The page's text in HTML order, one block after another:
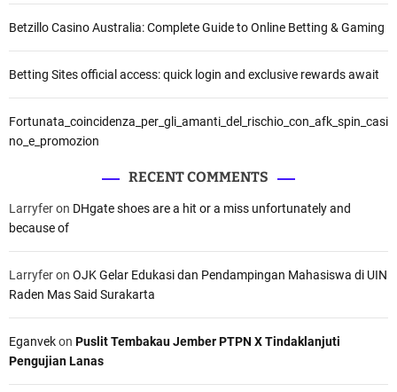
Betzillo Casino Australia: Complete Guide to Online Betting & Gaming
Betting Sites official access: quick login and exclusive rewards await
Fortunata_coincidenza_per_gli_amanti_del_rischio_con_afk_spin_casi
no_e_promozion
RECENT COMMENTS
Larryferon DHgate shoes are a hit or a miss unfortunately and
because of
Larryferon OJK Gelar Edukasi dan Pendampingan Mahasiswa di UIN
Raden Mas Said Surakarta
Eganvekon Puslit Tembakau Jember PTPN X Tindaklanjuti
Pengujian Lanas